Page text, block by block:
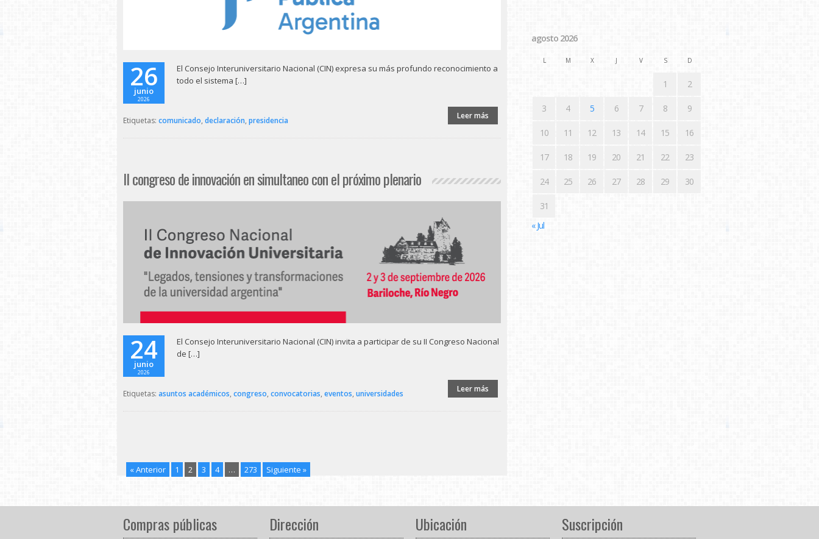
26
junio
2026
El Consejo Interuniversitario Nacional (CIN) expresa su más profundo reconocimiento a
todo el sistema […]
Leer más
Etiquetas: comunicado, declaración, presidencia
II congreso de innovación en simultaneo con el próximo plenario
24
junio
2026
El Consejo Interuniversitario Nacional (CIN) invita a participar de su II Congreso Nacional
de […]
Leer más
Etiquetas: asuntos académicos, congreso, convocatorias, eventos, universidades
« Anterior 1 2 3 4 … 273 Siguiente »
agosto 2026
L M X J V S D
1 2
3 4 5 6 7 8 9
10 11 12 13 14 15 16
17 18 19 20 21 22 23
24 25 26 27 28 29 30
31
« Jul
Compras públicas Dirección Ubicación Suscripción